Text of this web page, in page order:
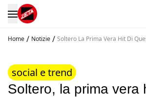
Home / Notizie / Soltero La Prima Vera Hit Di
social e trend
Soltero, la prima vera